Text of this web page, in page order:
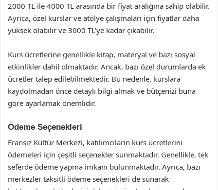
2000 TL ile 4000 TL arasında bir fiyat aralığına sahip olabilir.
Ayrıca, özel kurslar ve atölye çalışmaları için fiyatlar daha
yüksek olabilir ve 3000 TL’ye kadar çıkabilir.
Kurs ücretlerine genellikle kitap, materyal ve bazı sosyal
etkinlikler dahil olmaktadır. Ancak, bazı özel durumlarda ek
ücretler talep edilebilmektedir. Bu nedenle, kurslara
kaydolmadan önce detaylı bilgi almak ve bütçenizi buna
göre ayarlamak önemlidir.
Ödeme Seçenekleri
Fransız Kültür Merkezi, katılımcıların kurs ücretlerini
ödemeleri için çeşitli seçenekler sunmaktadır. Genellikle, tek
seferde ödeme yapma imkanı bulunmaktadır. Ayrıca, bazı
merkezler taksitli ödeme seçenekleri de sunarak